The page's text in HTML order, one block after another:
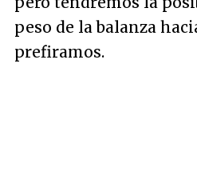
peso de la balanza
prefiramos.